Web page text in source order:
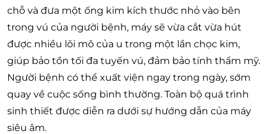
chỗ và đưa một ống kim kích thước nhỏ vào bên
trong vú của người bệnh, máy sẽ vừa cắt vừa hút
được nhiều lõi mô của u trong một lần chọc kim,
giúp bảo tồn tối đa tuyến vú, đảm bảo tính thẩm mỹ.
Người bệnh có thể xuất viện ngay trong ngày, sớm
quay về cuộc sống bình thường. Toàn bộ quá trình
sinh thiết được diễn ra dưới sự hướng dẫn của máy
siêu âm.